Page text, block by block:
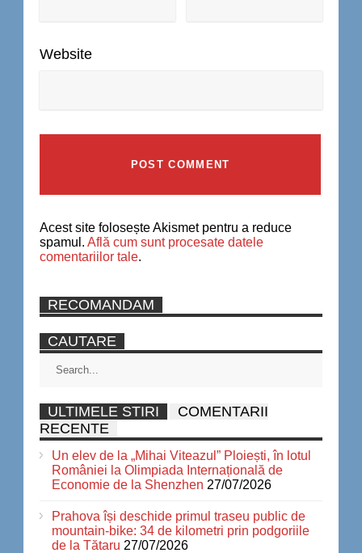
Website
Acest site folosește Akismet pentru a reduce
spamul. Află cum sunt procesate datele
comentariilor tale.
RECOMANDAM
CAUTARE
ULTIMELE STIRI
COMENTARII
RECENTE
Un elev de la „Mihai Viteazul” Ploiești, în lotul
României la Olimpiada Internațională de
Economie de la Shenzhen 27/07/2026
Prahova își deschide primul traseu public de
mountain-bike: 34 de kilometri prin podgoriile
de la Tătaru 27/07/2026